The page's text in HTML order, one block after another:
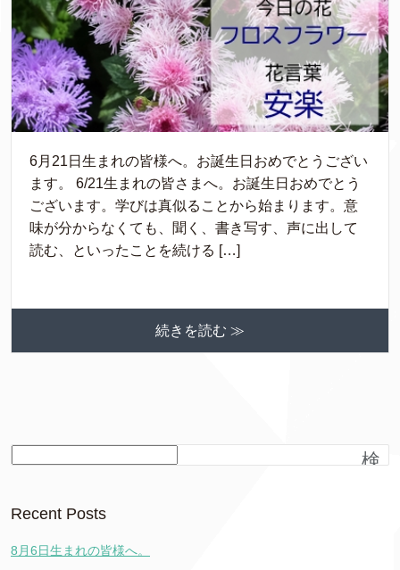
6月21日生まれの皆様へ。お誕生日おめでとうござい
ます。 6/21生まれの皆さまへ。お誕生日おめでとう
ございます。学びは真似ることから始まります。意
味が分からなくても、聞く、書き写す、声に出して
読む、といったことを続ける […]
続きを読む ≫
検
Recent Posts
8月6日生まれの皆様へ。